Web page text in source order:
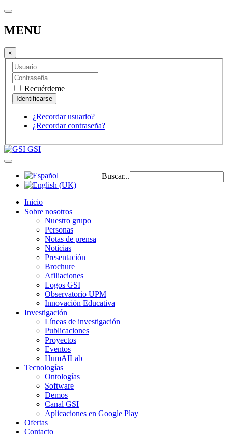
MENU
×
Recuérdeme
¿Recordar usuario?
¿Recordar contraseña?
GSI
Buscar...
Inicio
Sobre nosotros
Nuestro grupo
Personas
Notas de prensa
Noticias
Presentación
Brochure
Afiliaciones
Logos GSI
Observatorio UPM
Innovación Educativa
Investigación
Líneas de investigación
Publicaciones
Proyectos
Eventos
HumAILab
Tecnologías
Ontologías
Software
Demos
Canal GSI
Aplicaciones en Google Play
Ofertas
Contacto